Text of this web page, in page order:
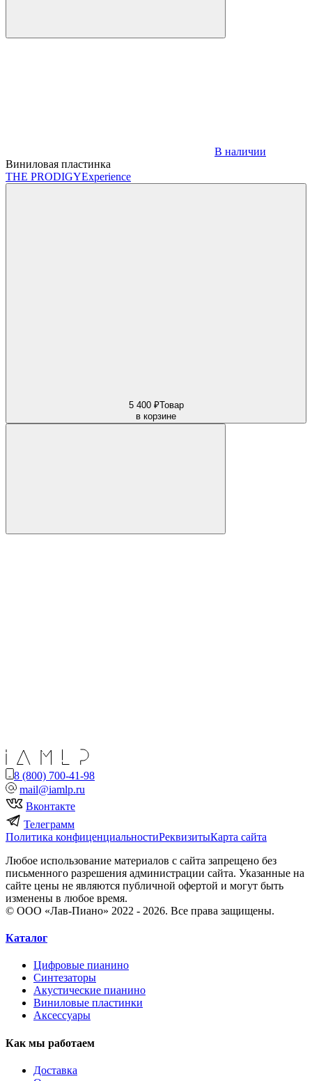
В наличии
Виниловая пластинка
THE PRODIGYExperience
5 400 ₽Товар
в корзине
8 (800) 700-41-98
mail@iamlp.ru
Вконтакте
Телеграмм
Политика конфиценциальностиРеквизитыКарта сайта
Любое использование материалов с сайта запрещено без
письменного разрешения администрации сайта. Указанные на
сайте цены не являются публичной офертой и могут быть
изменены в любое время.
© ООО «Лав-Пиано» 2022 - 2026. Все права защищены.
Каталог
Цифровые пианино
Синтезаторы
Акустические пианино
Виниловые пластинки
Аксессуары
Как мы работаем
Доставка